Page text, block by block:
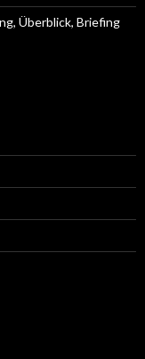
Überblick, Briefing